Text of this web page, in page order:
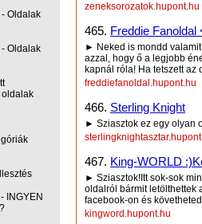
- Oldalak
- Oldalak
oldalak
INGYEN
zeneksorozatok.hupont.hu
465. Freddie Fanoldal
► Neked is mondd
azzal, hogy ő a legjobb
kapnál róla! Ha tetszett az
freddiefanoldal.hupont.hu
466. Sterling Knight
► Sziasztok ez egy olyan
467. King-WORLD
► Sziasztok!Itt sok-sok
oldalról bármit letölthettek
facebook-on és
kingword.hupont.hu